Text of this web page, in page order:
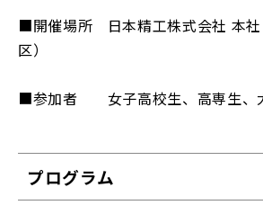
■開催場所 日本精工株式会社 本
区）
■参加者 女子高校生、高専生、
プログラム